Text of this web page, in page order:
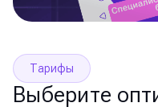
Тарифы
Выберите